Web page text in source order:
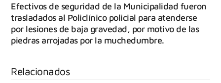
Efectivos de seguridad de la Municipalidad fueron
trasladados al Policlínico policial para atenderse
por lesiones de baja gravedad, por motivo de las
piedras arrojadas por la muchedumbre.
Relacionados